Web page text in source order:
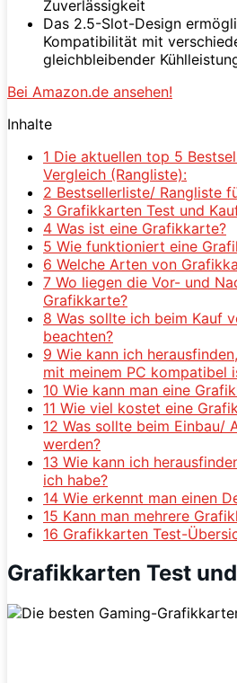
Zuverlässigkeit
Das 2.5-Slot-Design
Kompatibilität mit
gleichbleibender
Bei Amazon.de ansehen!
Inhalte
1 Die aktuellen top 5
Vergleich (Rangliste):
2 Bestsellerliste/ Rangliste
3 Grafikkarten Test und
4 Was ist eine Grafikkarte?
5 Wie funktioniert eine
6 Welche Arten von
7 Wo liegen die Vor- und
Grafikkarte?
8 Was sollte ich beim Kauf
beachten?
9 Wie kann ich
mit meinem PC kompatibel
10 Wie kann man eine
11 Wie viel kostet eine
12 Was sollte beim Einbau/
werden?
13 Wie kann ich
ich habe?
14 Wie erkennt man einen
15 Kann man mehrere
16 Grafikkarten Test-
Grafikkarten Test